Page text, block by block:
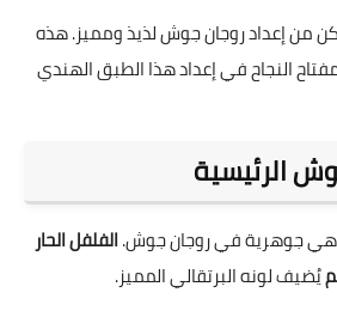
من إعداد روجان جوش لذيذ ومميز. هذه
النجاح في إعداد هذا الطبق الهندي
الرئيسية
هي جوهرية في روجان جوش.الفلفل الحار
يُضيف لونه البرتقالي المميز.